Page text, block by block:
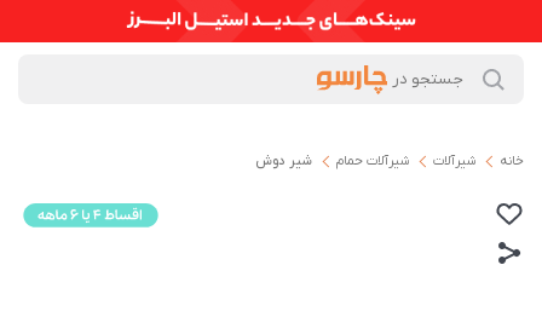
خانه شیرآلات شیرآلات حمام شیر دوش